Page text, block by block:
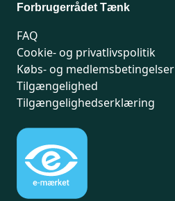
Forbrugerrådet Tænk
FAQ
Cookie- og privatlivspolitik
Købs- og medlemsbetingelser
Tilgængelighed
Tilgængelighedserklæring